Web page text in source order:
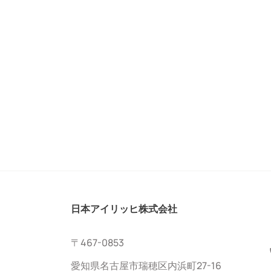
日本アイリッヒ株式会社
〒467-0853
愛知県名古屋市瑞穂区内浜町27-16